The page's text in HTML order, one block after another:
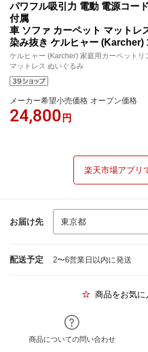
パワフル吸引力 電動 電源コー
付属
車 ソファ カーペット マットレ
染み抜き ケルヒャー (Karcher)
ケルヒャー (Karcher) 家庭用カーペットリ
マットレス ぬいぐるみ
メーカー希望小売価格 オープン価格
24,800 円
楽天市場アプリ
お届け先
配送予定 2〜6営業日以内に発送
商品をお気に
商品についての問い合わせ